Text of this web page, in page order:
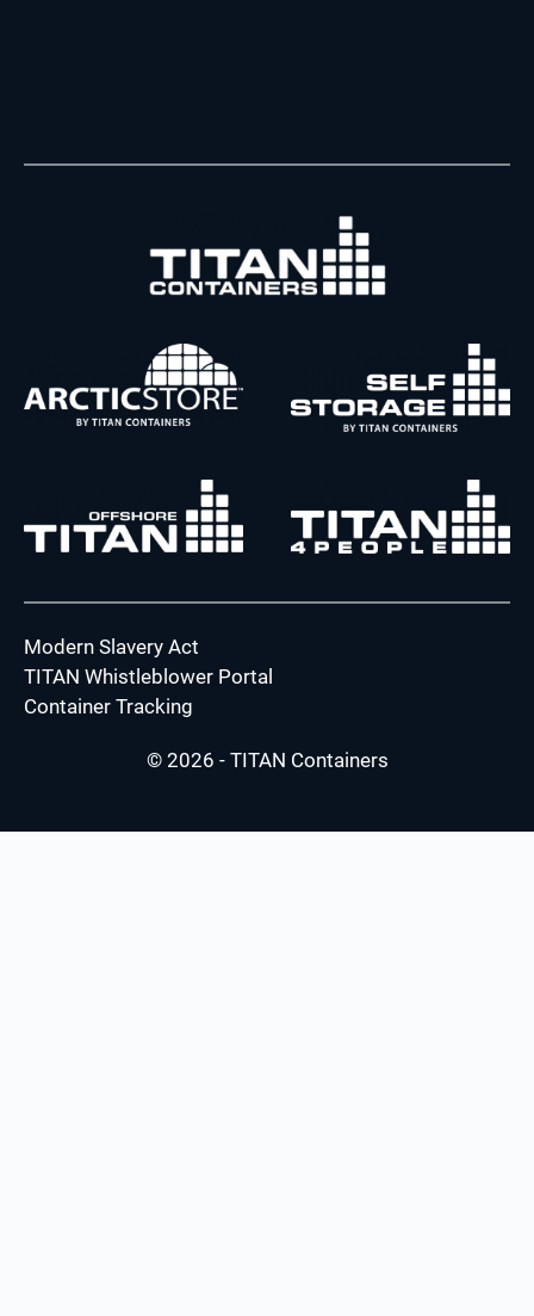
Modern Slavery Act
TITAN Whistleblower Portal
Container Tracking
© 2026 - TITAN Containers